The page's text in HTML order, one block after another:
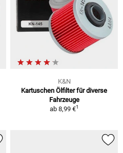
K&N
Kartuschen Ölfilter für diverse
Fahrzeuge
ab 8,99 €1